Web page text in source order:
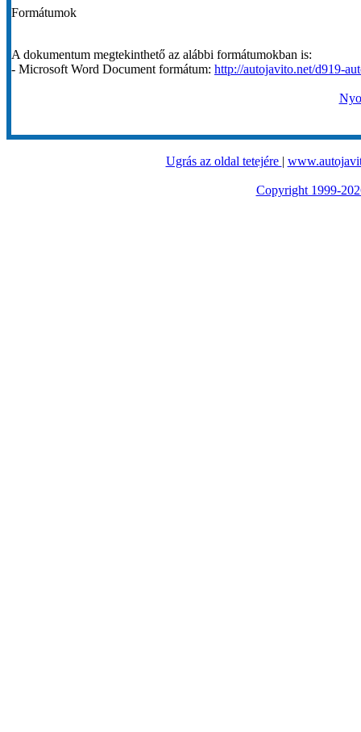
Formátumok
A dokumentum megtekinthető az alábbi formátumokban is:
- Microsoft Word Document formátum: http://autojavito.net/d919-
Ugrás az oldal tetejére |
Copyright 1999-